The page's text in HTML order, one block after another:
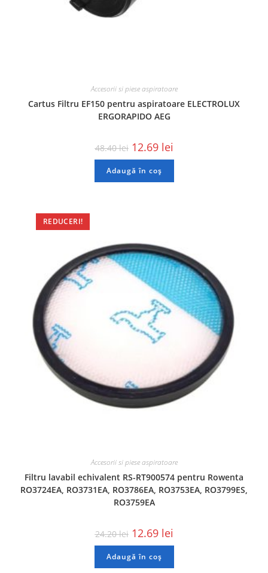
Accesorii si piese aspiratoare
Cartus Filtru EF150 pentru aspiratoare ELECTROLUX
ERGORAPIDO AEG
48.40lei 12.69 lei
Adaugă în coș
REDUCERI!
Accesorii si piese aspiratoare
Filtru lavabil echivalent RS-RT900574 pentru Rowenta
RO3724EA, RO3731EA, RO3786EA, RO3753EA, RO3799ES,
RO3759EA
24.20lei 12.69 lei
Adaugă în coș